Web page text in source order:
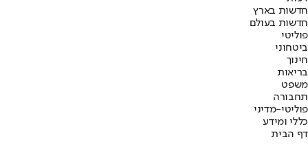
חדשות בארץ
חדשות בעולם
פוליטי
ביטחוני
חינוך
בריאות
משפט
תחבורה
פוליטי-מדיני
כללי ומידע
דף הבית